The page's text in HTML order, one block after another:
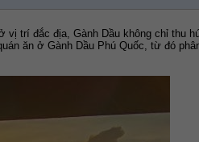
vị trí đắc địa, Gành Dầu không chỉ thu
ăn ở Gành Dầu Phú Quốc, từ đó